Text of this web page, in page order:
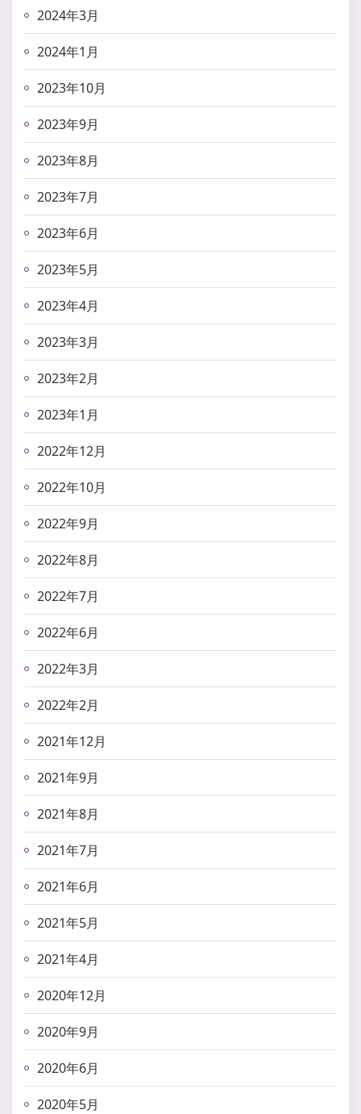
2024年3月
2024年1月
2023年10月
2023年9月
2023年8月
2023年7月
2023年6月
2023年5月
2023年4月
2023年3月
2023年2月
2023年1月
2022年12月
2022年10月
2022年9月
2022年8月
2022年7月
2022年6月
2022年3月
2022年2月
2021年12月
2021年9月
2021年8月
2021年7月
2021年6月
2021年5月
2021年4月
2020年12月
2020年9月
2020年6月
2020年5月